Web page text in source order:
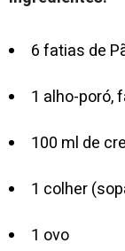
6 fatias de
1 alho-poró,
100 ml de
1 colher
1 ovo